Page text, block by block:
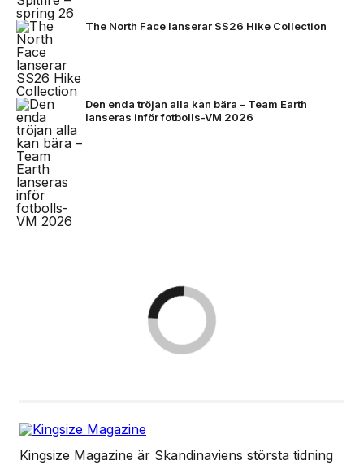
The North Face lanserar SS26 Hike Collection
Den enda tröjan alla kan bära – Team Earth
lanseras inför fotbolls-VM 2026
Kingsize Magazine är Skandinaviens största tidning